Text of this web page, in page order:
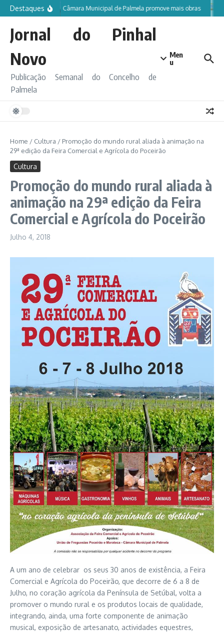
Ir para o conteúdo
Destaques Câmara Municipal de Palmela promove mais obras
Jornal do Pinhal
Novo
Publicação Semanal do Concelho de
Palmela
Men
u
Home / Cultura / Promoção do mundo rural aliada à animação na
29ª edição da Feira Comercial e Agrícola do Poceirão
Cultura
Promoção do mundo rural aliada à
animação na 29ª edição da Feira
Comercial e Agrícola do Poceirão
Julho 4, 2018
A um ano de celebrar os seus 30 anos de existência, a Feira
Comercial e Agrícola do Poceirão, que decorre de 6 a 8 de
Julho, no coração agrícola da Península de Setúbal, volta a
promover o mundo rural e os produtos locais de qualidade,
integrando, ainda, uma forte componente de animação
musical, exposição de artesanato, actividades equestres,